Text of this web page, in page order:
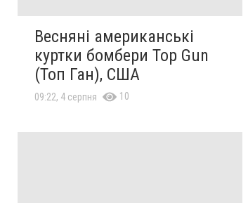
Весняні американські
куртки бомбери Top Gun
(Топ Ган), США
09:22, 4 серпня 10